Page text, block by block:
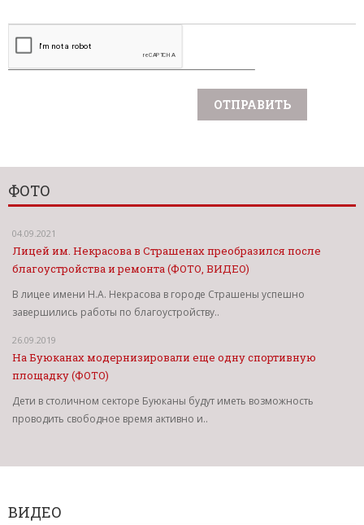
ФОТО
04.09.2021
Лицей им. Некрасова в Страшенах преобразился после
благоустройства и ремонта (ФОТО, ВИДЕО)
В лицее имени Н.А. Некрасова в городе Страшены успешно
завершились работы по благоустройству..
26.09.2019
На Буюканах модернизировали еще одну спортивную
площадку (ФОТО)
Дети в столичном секторе Буюканы будут иметь возможность
проводить свободное время активно и..
ВИДЕО